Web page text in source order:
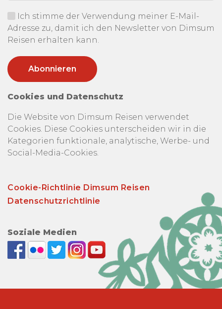
Ich stimme der Verwendung meiner E-Mail-
Adresse zu, damit ich den Newsletter von Dimsum
Reisen erhalten kann.
Cookies und Datenschutz
Die Website von Dimsum Reisen verwendet
Cookies. Diese Cookies unterscheiden wir in die
Kategorien funktionale, analytische, Werbe- und
Social-Media-Cookies.
Cookie-Richtlinie Dimsum Reisen
Datenschutzrichtlinie
Soziale Medien